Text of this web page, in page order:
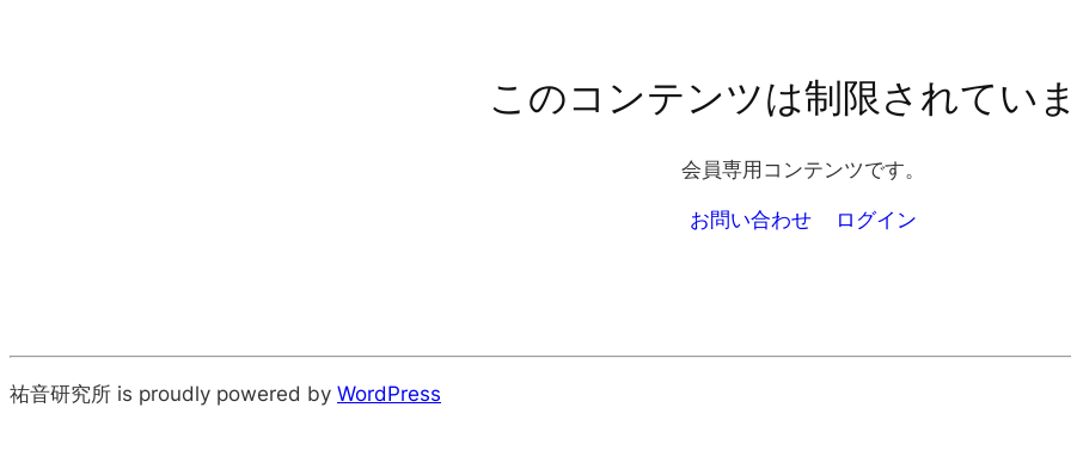
このコンテンツは制限されてい
会員専用コンテンツです。
お問い合わせ ログイン
祐音研究所 is proudly powered by WordPress